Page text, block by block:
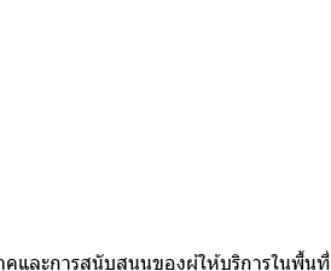
และการสนับสนุนของผู้ให้บริการในพื้นที่